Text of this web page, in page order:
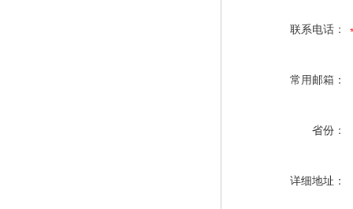
联系电话：
常用邮箱：
省份：
详细地址：